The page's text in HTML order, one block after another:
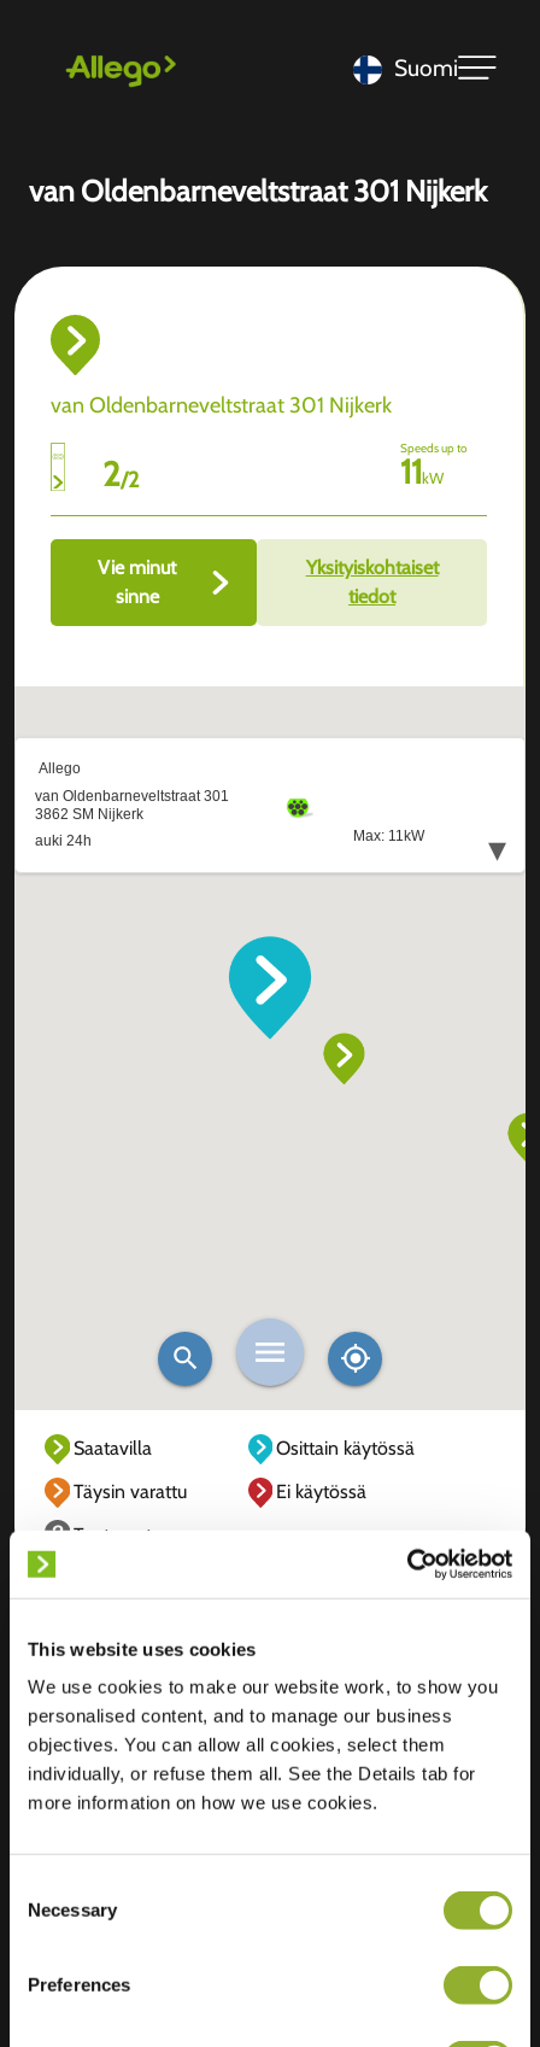
This website uses cookies
We use cookies to make our website work, to show you
personalised content, and to manage our business
objectives. You can allow all cookies, select them
individually, or refuse them all. See the Details tab for
more information on how we use cookies.
Selection
Necessary
Preferences
Suomi
van Oldenbarneveltstraat 301 Nijkerk
van Oldenbarneveltstraat 301 Nijkerk
2/2
Speeds up to
11kW
Vie minut
sinne
Yksityiskohtaiset
tiedot
Saatavilla
Osittain käytössä
Täysin varattu
Ei käytössä
Tuntematon
Sijainti
Oldenbarneveltstraat
301
3862 SM Nijkerk